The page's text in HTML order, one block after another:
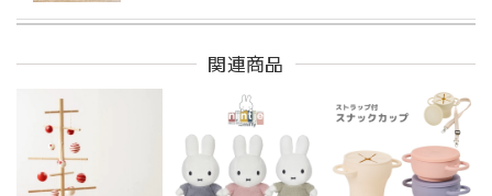
持ちやすいようで今持ってるおもちゃの中で1番長く握って
いてくれます。舐めるのはもちろん、掲げてみたりいろんな
関連商品